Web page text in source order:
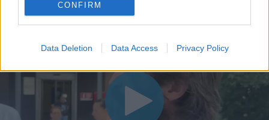
CONFIRM
Data Deletion Data Access Privacy Policy